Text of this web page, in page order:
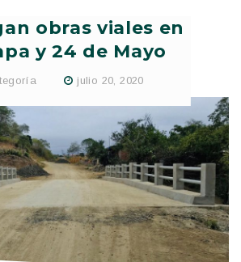
obras viales en
y 24 de Mayo
julio 20, 2020